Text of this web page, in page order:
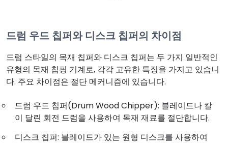
드럼 우드 칩퍼와 디스크 칩퍼의 차이점
드럼 스타일의 목재 칩퍼와 디스크 칩퍼는 두 가지 일반적인
유형의 목재 칩핑 기계로, 각각 고유한 특징을 가지고 있습니
다. 주요 차이점은 절단 메커니즘에 있습니다.
드럼 우드 칩퍼(Drum Wood Chipper): 블레이드나 칼
이 달린 회전 드럼을 사용하여 목재 재료를 절단합니다.
디스크 칩퍼: 블레이드가 있는 원형 디스크를 사용하여